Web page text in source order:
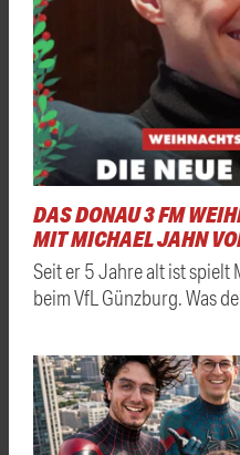
DAS DONAU 3 FM
MIT MICHAEL JAHN
Seit er 5 Jahre alt ist spielt
beim VfL Günzburg. Was